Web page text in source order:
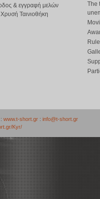
& εγγραφή μελών
Ταινιοθήκη
The
www.t-short.gr : info@t-short.gr
Kyr/